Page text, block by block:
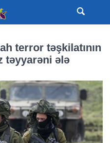
terror təşkilatının
təyyarəni ələ